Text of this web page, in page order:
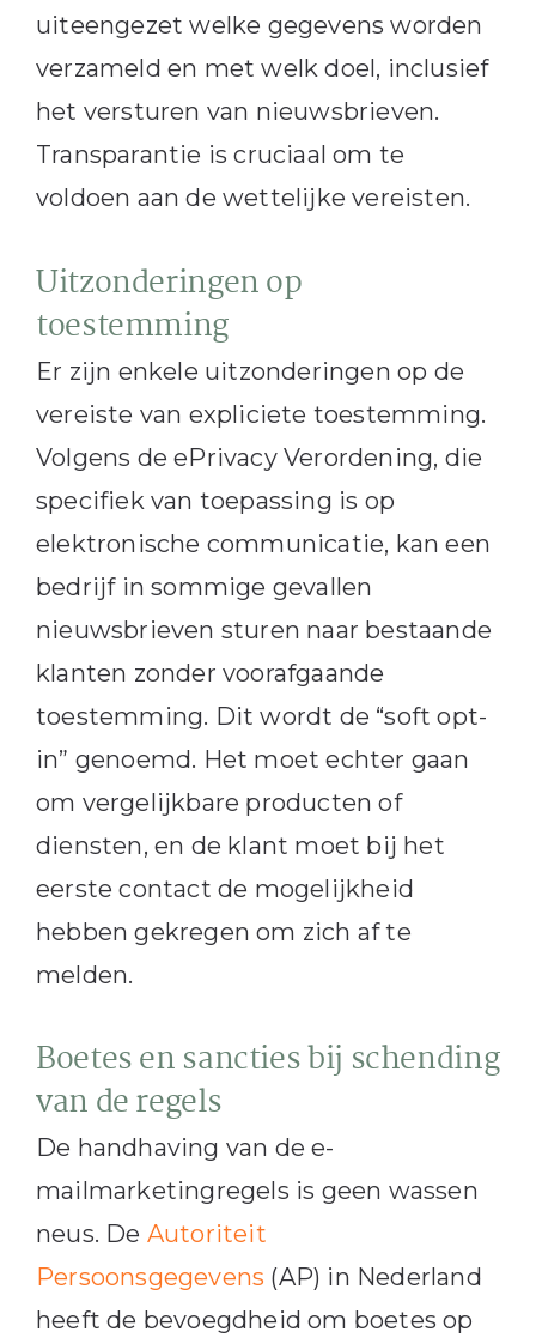
uiteengezet welke gegevens worden
verzameld en met welk doel, inclusief
het versturen van nieuwsbrieven.
Transparantie is cruciaal om te
voldoen aan de wettelijke vereisten.
Uitzonderingen op
toestemming
Er zijn enkele uitzonderingen op de
vereiste van expliciete toestemming.
Volgens de ePrivacy Verordening, die
specifiek van toepassing is op
elektronische communicatie, kan een
bedrijf in sommige gevallen
nieuwsbrieven sturen naar bestaande
klanten zonder voorafgaande
toestemming. Dit wordt de “soft opt-
in” genoemd. Het moet echter gaan
om vergelijkbare producten of
diensten, en de klant moet bij het
eerste contact de mogelijkheid
hebben gekregen om zich af te
melden.
Boetes en sancties bij schending
van de regels
De handhaving van de e-
mailmarketingregels is geen wassen
neus. De Autoriteit
Persoonsgegevens (AP) in Nederland
heeft de bevoegdheid om boetes op